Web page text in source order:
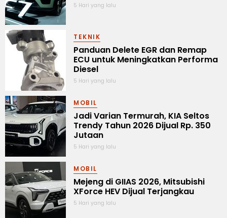
5 Hari yang lalu
TEKNIK
Panduan Delete EGR dan Remap
ECU untuk Meningkatkan Performa
Diesel
5 Hari yang lalu
MOBIL
Jadi Varian Termurah, KIA Seltos
Trendy Tahun 2026 Dijual Rp. 350
Jutaan
5 Hari yang lalu
MOBIL
Mejeng di GIIAS 2026, Mitsubishi
XForce HEV Dijual Terjangkau
5 Hari yang lalu